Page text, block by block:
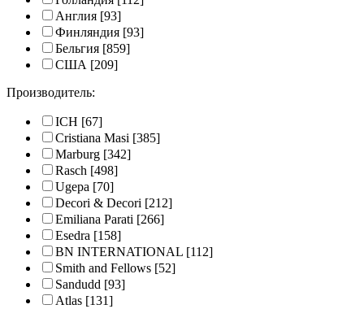
Англия [93]
Финляндия [93]
Бельгия [859]
США [209]
Производитель:
ICH [67]
Cristiana Masi [385]
Marburg [342]
Rasch [498]
Ugepa [70]
Decori & Decori [212]
Emiliana Parati [266]
Esedra [158]
BN INTERNATIONAL [112]
Smith and Fellows [52]
Sandudd [93]
Atlas [131]